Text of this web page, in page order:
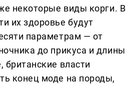
некоторые виды корги. В
их здоровье будут
параметрам — от
до прикуса и длины
власти
конец моде на породы,